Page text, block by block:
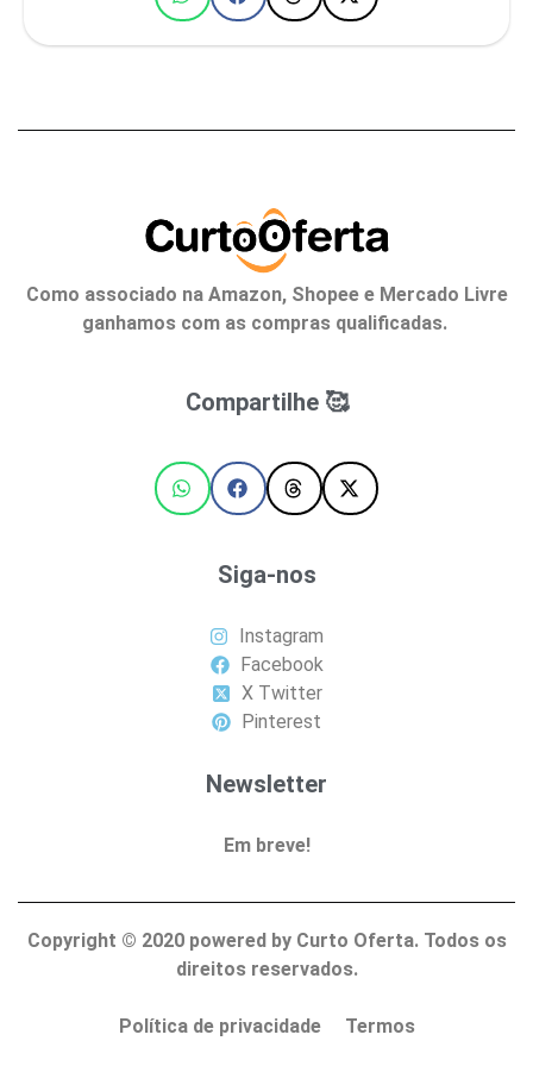
Como associado na Amazon, Shopee e Mercado Livre
ganhamos com as compras qualificadas.
Compartilhe 🥰
Siga-nos
Instagram
Facebook
X Twitter
Pinterest
Newsletter
Em breve!
Copyright © 2020powered by Curto Oferta. Todos os
direitos reservados.
Política de privacidade Termos